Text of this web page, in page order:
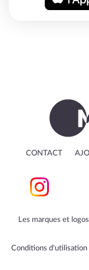
CONTACT
Les marques et
Conditions d'utilisation